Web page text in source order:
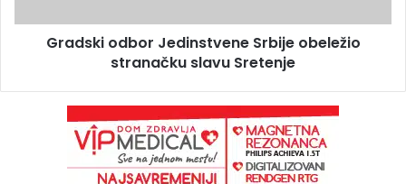
Gradski odbor Jedinstvene Srbije obeležio
stranačku slavu Sretenje